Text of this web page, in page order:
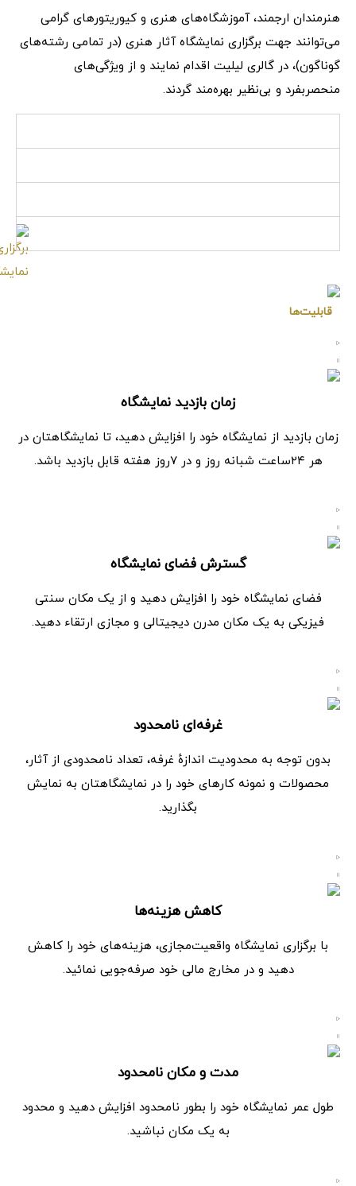
هنرمندان ارجمند، آموزشگاه‌های هنری و کیوریتورهای گرامی
می‌توانند جهت برگزاری نمایشگاه آثار هنری (در تمامی رشته‌های
گوناگون)، در گالری لیلیت اقدام نمایند و از ویژگی‌های
منحصربفرد و بی‌نظیر بهره‌مند گردند.
قابلیت‌ها
زمان بازدید نمایشگاه
زمان بازدید از نمایشگاه خود را افزایش دهید، تا نمایشگاهتان در
هر ۲۴ساعت شبانه روز و در ۷روز هفته قابل بازدید باشد.
گسترش فضای نمایشگاه
فضای نمایشگاه خود را افزایش دهید و از یک مکان سنتی
فیزیکی به یک مکان مدرن دیجیتالی و مجازی ارتقاء دهید.
غرفه‌ای نامحدود
بدون توجه به محدودیت اندازهٔ غرفه، تعداد نامحدودی از آثار،
محصولات و نمونه کارهای خود را در نمایشگاهتان به نمایش
بگذارید.
کاهش هزینه‌ها
با برگزاری نمایشگاه واقعیت‌مجازی، هزینه‌های خود را کاهش
دهید و در مخارج مالی خود صرفه‌جویی نمائید.
مدت و مکان نامحدود
طول عمر نمایشگاه خود را بطور نامحدود افزایش دهید و محدود
به یک مکان نباشید.